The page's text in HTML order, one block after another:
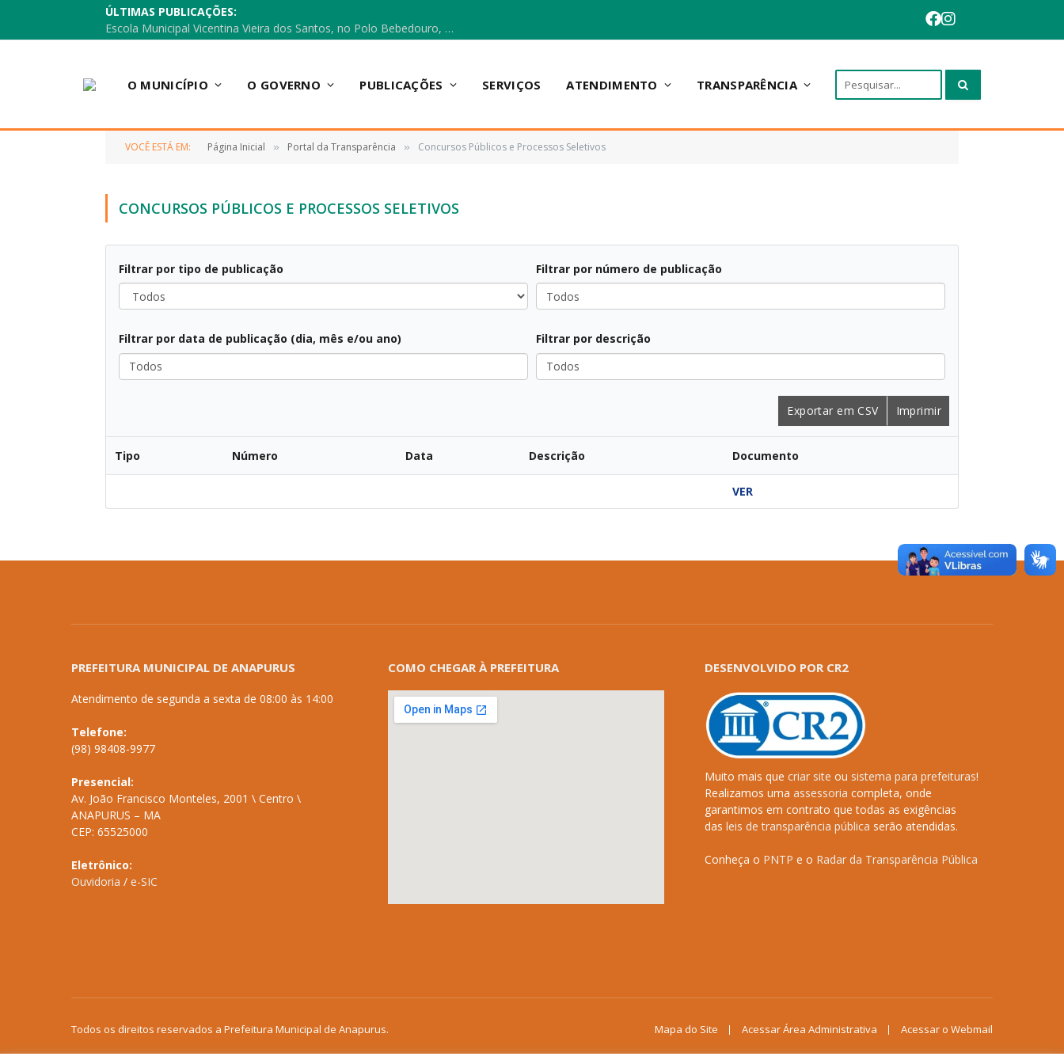
ÚLTIMAS PUBLICAÇÕES:
Escola Municipal Vicentina Vieira dos Santos, no Polo Bebedouro, recebeu materiais para a implantação do Cantinho da Leitura e da Sala Multidisciplinar.
O MUNICÍPIO O GOVERNO PUBLICAÇÕES SERVIÇOS ATENDIMENTO TRANSPARÊNCIA
VOCÊ ESTÁ EM: Página Inicial » Portal da Transparência » Concursos Públicos e Processos Seletivos
CONCURSOS PÚBLICOS E PROCESSOS SELETIVOS
Filtrar por tipo de publicação
Todos
Filtrar por número de publicação
Todos
Filtrar por data de publicação (dia, mês e/ou ano)
Todos
Filtrar por descrição
Todos
Exportar em CSV Imprimir
Tipo Número Data Descrição Documento
VER
PREFEITURA MUNICIPAL DE ANAPURUS
Atendimento de segunda a sexta de 08:00 às 14:00
Telefone:
(98) 98408-9977
Presencial:
Av. João Francisco Monteles, 2001 \ Centro \
ANAPURUS – MA
CEP: 65525000
Eletrônico:
Ouvidoria / e-SIC
COMO CHEGAR À PREFEITURA DESENVOLVIDO POR CR2
Muito mais que criar site ou sistema para prefeituras!
Realizamos uma assessoria completa, onde
garantimos em contrato que todas as exigências
das leis de transparência pública serão atendidas.
Conheça o PNTP e o Radar da Transparência Pública
Todos os direitos reservados a Prefeitura Municipal de Anapurus. Mapa do Site Acessar Área Administrativa Acessar o Webmail